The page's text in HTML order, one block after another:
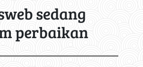
sedang
perbaikan